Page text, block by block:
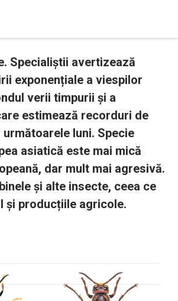
Specialiștii avertizează
exponențiale a viespilor
verii timpurii și a
estimează recorduri de
luni. Specie
asiatică este mai mică
dar mult mai agresivă.
și alte insecte, ceea ce
și producțiile agricole.